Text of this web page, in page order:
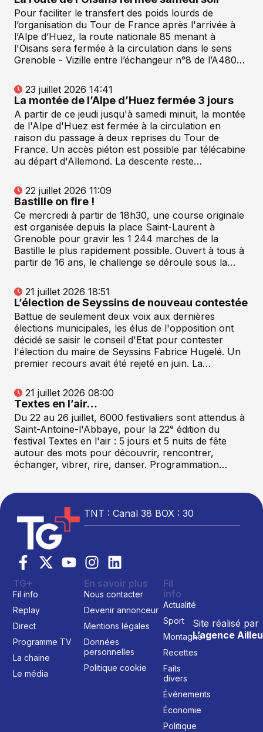
Pour faciliter le transfert des poids lourds de
l’organisation du Tour de France après l'arrivée à
l’Alpe d’Huez, la route nationale 85 menant à
l'Oisans sera fermée à la circulation dans le sens
Grenoble - Vizille entre l’échangeur n°8 de l’A480…
23 juillet 2026 14:41
La montée de l’Alpe d’Huez fermée 3 jours
A partir de ce jeudi jusqu'à samedi minuit, la montée
de l'Alpe d'Huez est fermée à la circulation en
raison du passage à deux reprises du Tour de
France. Un accès piéton est possible par télécabine
au départ d'Allemond. La descente reste…
22 juillet 2026 11:09
Bastille on fire !
Ce mercredi à partir de 18h30, une course originale
est organisée depuis la place Saint-Laurent à
Grenoble pour gravir les 1 244 marches de la
Bastille le plus rapidement possible. Ouvert à tous à
partir de 16 ans, le challenge se déroule sous la…
21 juillet 2026 18:51
L’élection de Seyssins de nouveau contestée
Battue de seulement deux voix aux dernières
élections municipales, les élus de l'opposition ont
décidé se saisir le conseil d'Etat pour contester
l'élection du maire de Seyssins Fabrice Hugelé. Un
premier recours avait été rejeté en juin. La…
21 juillet 2026 08:00
Textes en l’air…
Du 22 au 26 juillet, 6000 festivaliers sont attendus à
Saint-Antoine-l'Abbaye, pour la 22ᵉ édition du
festival Textes en l'air : 5 jours et 5 nuits de fête
autour des mots pour découvrir, rencontrer,
échanger, vibrer, rire, danser. Programmation…
TNT : Canal 38 BOX : 30
Site réalisé par
L’agence
TG+
Fil info
Replay
Direct
Programme TV
La chaine
Le média
En savoir plus
Nous contacter
Devenir annonceur
Mentions légales
Données
personnelles
Politique cookie
Fil
info
Actualité
Sport
Montagne
Recettes
Faits
divers
Événements
Économie
Politique